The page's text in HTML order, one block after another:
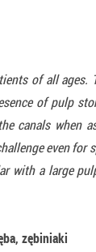
of all ages.
of pulp
canals when
even for
with a large
zębiniaki